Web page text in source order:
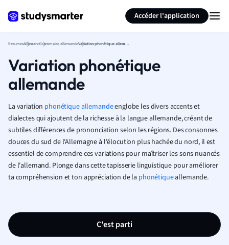
Accéder l'application
ResumesAllemandGrammaire allemande Variation phonétique allemande
Variation phonétique
allemande
La variation phonétique allemandeenglobe les divers accents et
dialectes qui ajoutent de la richesse à la langue allemande, créant de
subtiles différences de prononciation selon les régions. Des consonnes
douces du sud de l'Allemagne à l'élocution plus hachée du nord, il est
essentiel de comprendre ces variations pour maîtriser les sons nuancés
de l'allemand. Plonge dans cette tapisserie linguistique pour améliorer
ta compréhension et ton appréciation de la phonétiqueallemande.
C'est parti
Résumer la page